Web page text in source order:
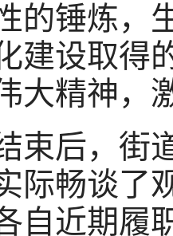
的锤炼，
建设取得
大精神，
后，街道
际畅谈了
自近期履